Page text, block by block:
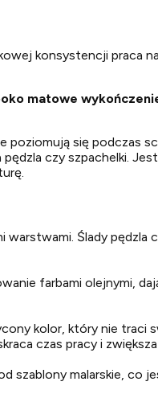
konsystencji praca
matowe
poziomują się podczas
czy szpachelki.
Ślady pędzla
farbami olejnymi,
kolor, który nie traci
czas pracy i
szablony malarskie, co